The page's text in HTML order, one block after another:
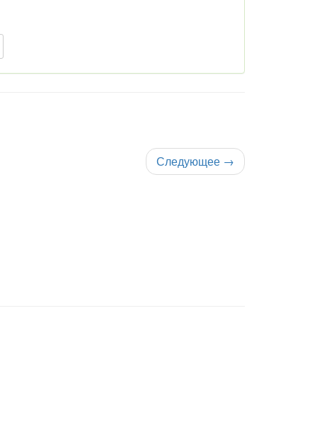
Следующее →